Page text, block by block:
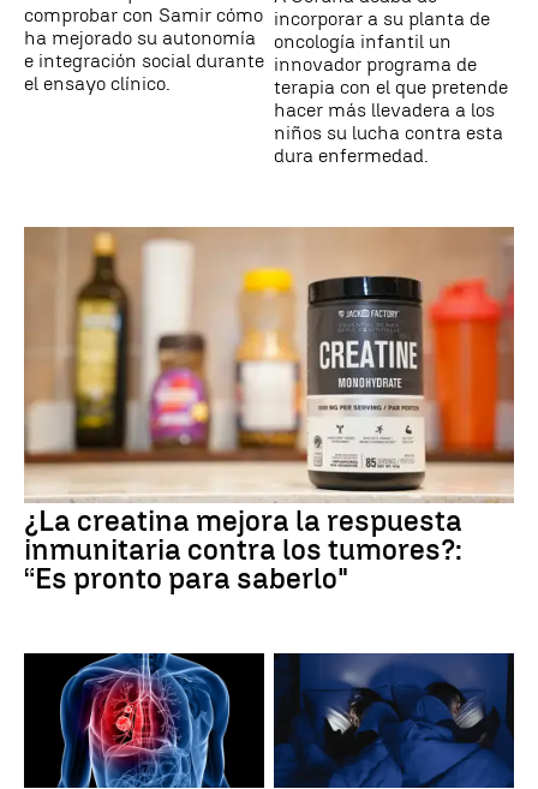
comprobar con Samir cómo
ha mejorado su autonomía
e integración social durante
el ensayo clínico.
incorporar a su planta de
oncología infantil un
innovador programa de
terapia con el que pretende
hacer más llevadera a los
niños su lucha contra esta
dura enfermedad.
¿La creatina mejora la respuesta
inmunitaria contra los tumores?:
“Es pronto para saberlo"